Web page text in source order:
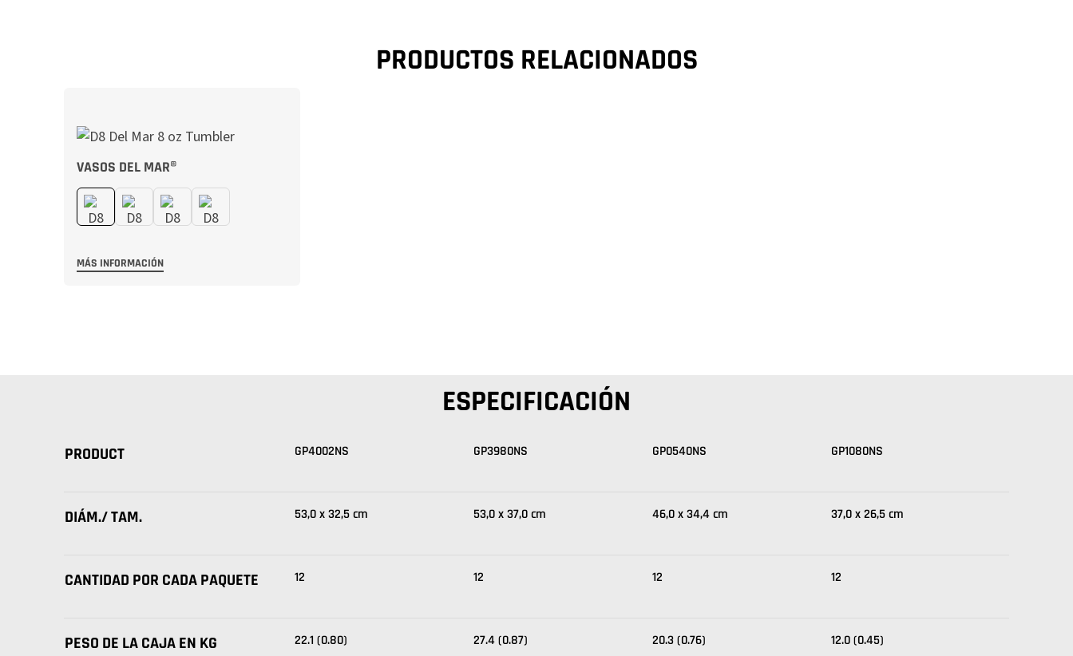
PRODUCTOS RELACIONADOS
VASOS DEL MAR®
MÁS INFORMACIÓN
ESPECIFICACIÓN
PRODUCT GP4002NS GP3980NS GP0540NS GP1080NS
DIÁM./ TAM. 53,0 x 32,5 cm 53,0 x 37,0 cm 46,0 x 34,4 cm 37,0 x 26,5 cm
CANTIDAD POR CADA PAQUETE 12 12 12 12
PESO DE LA CAJA EN KG
22.1 (0.80)
27.4 (0.87)
20.3 (0.76)
12.0 (0.45)